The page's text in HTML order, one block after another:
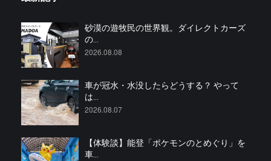
砂漠の遊牧民の世界観。ダイレクトカーズ
の...
2026.08.08
車が冠水・水没したらどうする？ やって
は...
2026.08.07
【体験談】能登「ポケモンのとめぐり」を
車...